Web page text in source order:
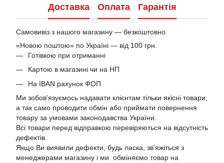
Доставка Оплата Гарантія
Самовивіз з нашого магазину — безкоштовно.
«Новою поштою» по Україні — від 100 грн.
Готівкою при отриманні
Картою в магазині чи на НП
На IBAN рахунок ФОП
Ми зобов'язуємось надавати клієнтам тільки якісні товари,
а так само проводити обмін або приймати повернення
товару за умовами законодавства України.
Всі товари перед відправкою перевіряються на відсутність
дефектів.
Якщо Ви виявили дефекти, будь ласка, зв'яжіться з
менеджерами магазину і ми обміняємо товар на